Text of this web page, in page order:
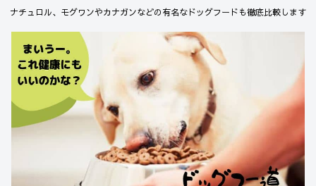
ナチュロル、モグワンやカナガンなどの有名なドッグフードも徹底比較します